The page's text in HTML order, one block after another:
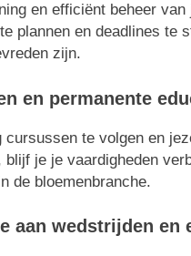
en efficiënt beheer
plannen en deadlines te
zijn.
en permanente
cursussen te volgen en
blijf je je vaardigheden
de bloemenbranche.
aan wedstrijden en